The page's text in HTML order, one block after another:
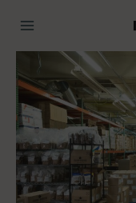
contenuCélébrons
20
ans
d’incorporation
de
La
Fourmi